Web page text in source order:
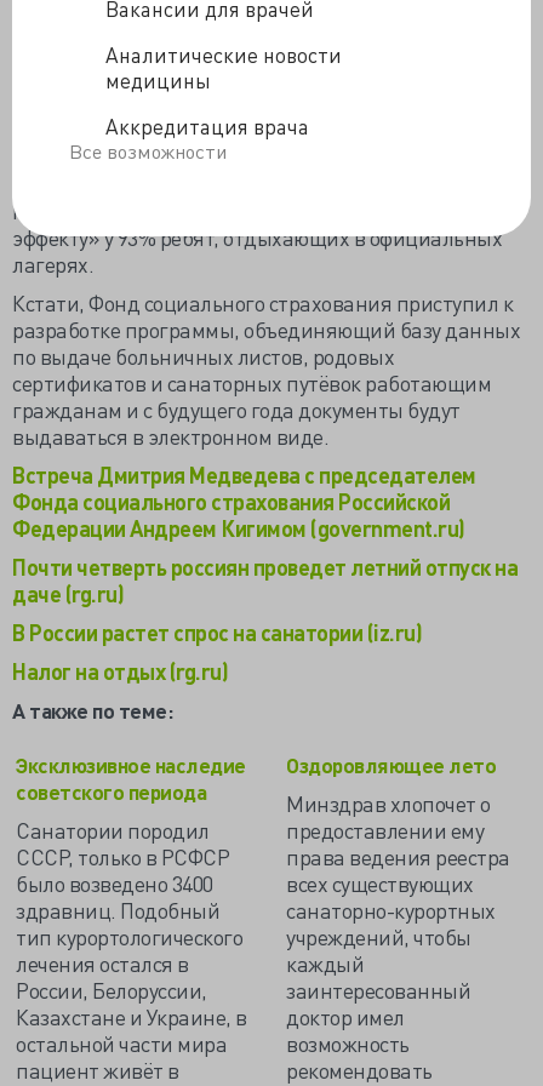
Вакансии для врачей
Аналитические новости
медицины
Аккредитация врача
Все возможности
детей. Несанкционированные – работающие без
должного уведомления надзорных структур и органов
местной власти, заведомо избавленные от проверок и
распорядились вернуть родителям деньги за не
состоявшийся отдых. По уверениям главы
помешала «выраженному оздоровительному
эффекту» у 93% ребят, отдыхающих в официальных
лагерях.
Кстати, Фонд социального страхования приступил к
разработке программы, объединяющий базу данных
по выдаче больничных листов, родовых
сертификатов и санаторных путёвок работающим
гражданам и с будущего года документы будут
выдаваться в электронном виде.
Встреча Дмитрия Медведева с председателем
Фонда социального страхования Российской
Федерации Андреем Кигимом (government.ru)
Почти четверть россиян проведет летний отпуск на
даче (rg.ru)
В России растет спрос на санатории (iz.ru)
Налог на отдых (rg.ru)
А также по теме:
Эксклюзивное наследие
советского периода
Санатории породил
СССР, только в РСФСР
было возведено 3400
здравниц. Подобный
тип курортологического
лечения остался в
России, Белоруссии,
Казахстане и Украине, в
остальной части мира
пациент живёт в
Оздоровляющее лето
Минздрав хлопочет о
предоставлении ему
права ведения реестра
всех существующих
санаторно-курортных
учреждений, чтобы
каждый
заинтересованный
доктор имел
возможность
рекомендовать